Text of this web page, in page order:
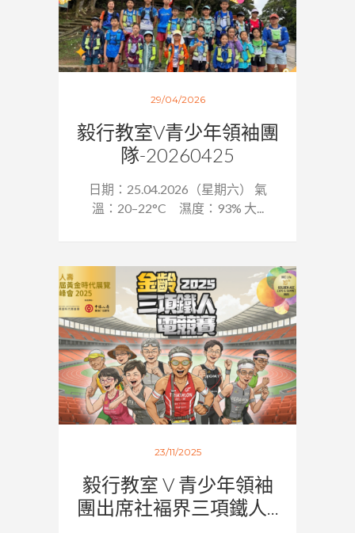
29/04/2026
毅行教室V青少年領袖團
隊-20260425
日期：25.04.2026（星期六） 氣
溫：20–22°C 濕度：93% 大...
23/11/2025
毅行教室 V 青少年領袖
團出席社褔界三項鐵人...